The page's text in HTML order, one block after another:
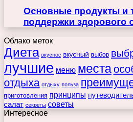
Основные продукты и
поддержки здорового
Облако меток
Диета вкусное вкусный выбор
лучшие меню места
отдыха отдыху польза
приготовления принципы
салат секреты советы
Интересное